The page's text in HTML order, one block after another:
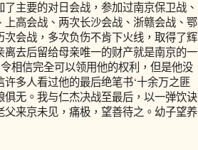
主要的对日会战，参加过南京保卫战、
高会战、两次长沙会战、浙赣会战、鄂
会战，多次负伤不肯下火线，取得了辉
去后留给母亲唯一的财产就是南京的一
相信完全可以领用他的权利，但是他没
多人看过他的最后绝笔书‘十余万之匪
无。我与仁杰决战至最后，以一弹饮诀
来京未见，痛极，望善待之。幼子望养